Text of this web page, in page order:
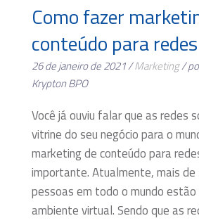
Como fazer
conteúdo para
26 de janeiro de 2021 /Marketing/
Krypton BPO
Você já ouviu falar que as redes
vitrine do seu negócio para o
marketing de conteúdo para
importante. Atualmente, mais
pessoas em todo o mundo
ambiente virtual. Sendo que as